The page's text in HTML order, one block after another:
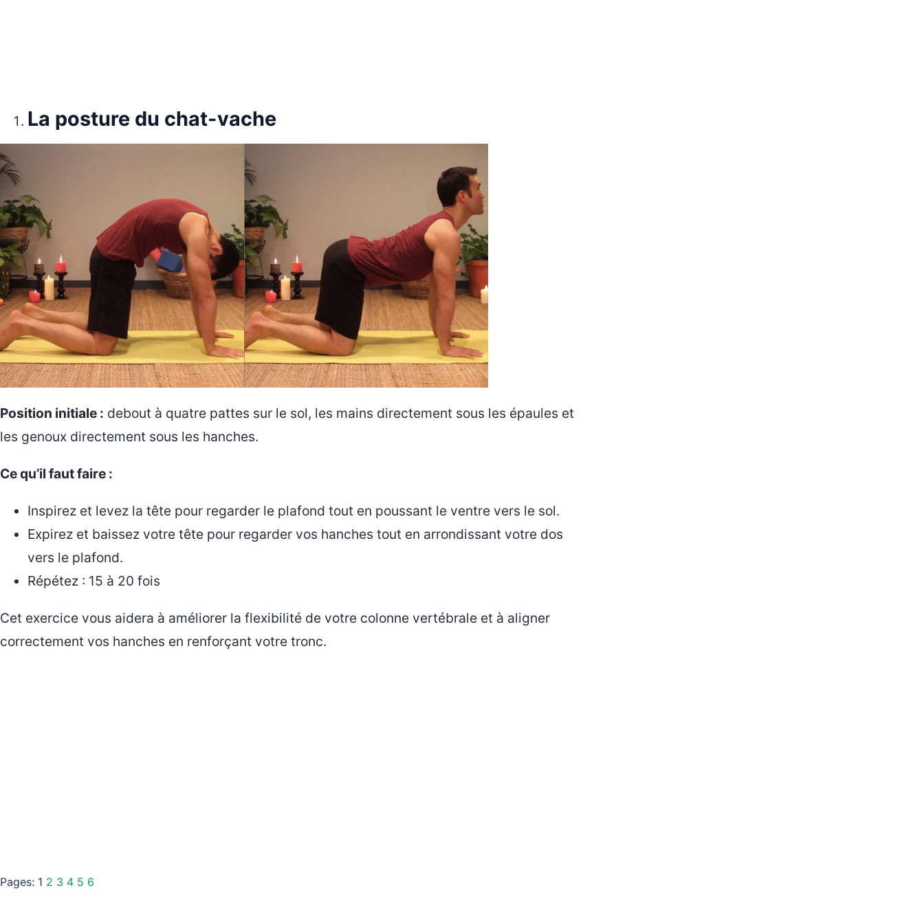
La posture du chat-vache
Position initiale : debout à quatre pattes sur le sol, les mains directement sous les épaules et
les genoux directement sous les hanches.
Ce qu’il faut faire :
Inspirez et levez la tête pour regarder le plafond tout en poussant le ventre vers le sol.
Expirez et baissez votre tête pour regarder vos hanches tout en arrondissant votre dos
vers le plafond.
Répétez : 15 à 20 fois
Cet exercice vous aidera à améliorer la flexibilité de votre colonne vertébrale et à aligner
correctement vos hanches en renforçant votre tronc.
Pages: 1 2 3 4 5 6